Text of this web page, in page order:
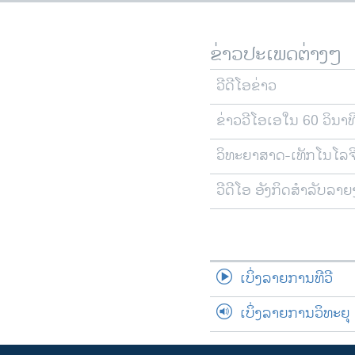
ຂ່າວປະເພດຕ່າງໆ
ວີດີໂອຂ່າວ
ຂ່າວວີໂອເອໃນ 60 ວິນາ
ວິທະຍາສາດ-ເທັກໂນໂລ
ວີດີໂອ ອັງກິດສຳລັບລາຍ
ເບິ່ງລາຍການທີວີ
ເບິ່ງລາຍການວິທະຍຸ